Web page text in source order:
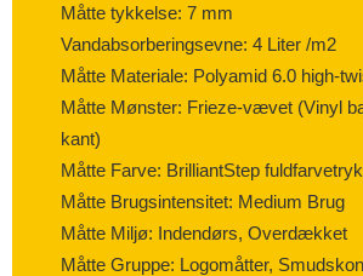
Måtte tykkelse: 7 mm
Vandabsorberingsevne: 4 Liter /m2
Måtte Materiale: Polyamid 6.0 high-
Måtte Mønster: Frieze-vævet (Vinyl
kant)
Måtte Farve: BrilliantStep fuldfarvetryk
Måtte Brugsintensitet: Medium Brug
Måtte Miljø: Indendørs, Overdækket
Måtte Gruppe: Logomåtter,